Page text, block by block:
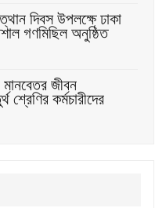
দিবস উপলক্ষে ঢাকা
গণমিছিল অনুষ্ঠিত
জীবন
কর্মচারীদের